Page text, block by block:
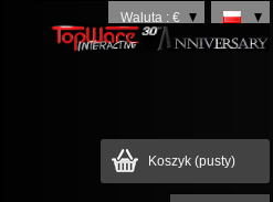
Waluta : €
Koszyk (pusty)